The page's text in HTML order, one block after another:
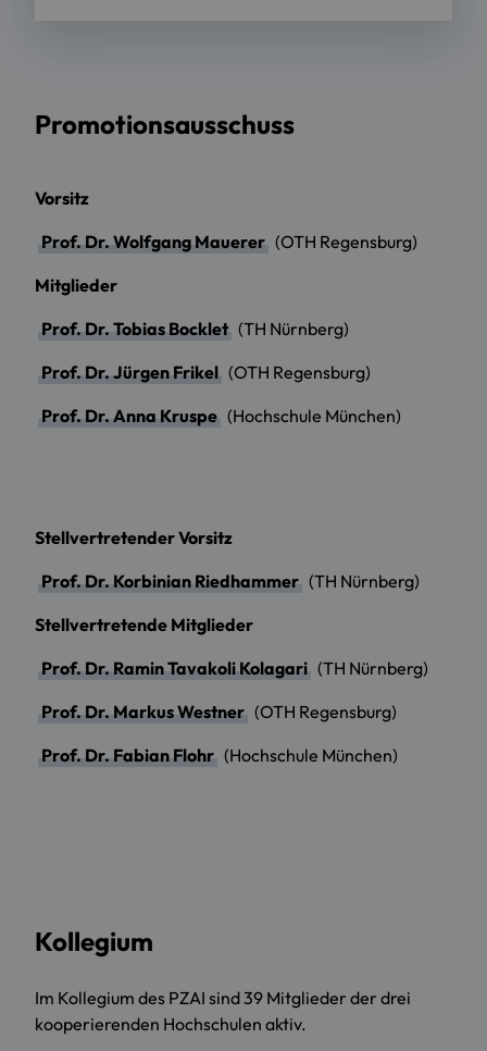
Promotionsausschuss
Vorsitz
Prof. Dr. Wolfgang Mauerer (OTH Regensburg)
Mitglieder
Prof. Dr. Tobias Bocklet (TH Nürnberg)
Prof. Dr. Jürgen Frikel (OTH Regensburg)
Prof. Dr. Anna Kruspe (Hochschule München)
Stellvertretender Vorsitz
Prof. Dr. Korbinian Riedhammer (TH Nürnberg)
Stellvertretende Mitglieder
Prof. Dr. Ramin Tavakoli Kolagari (TH Nürnberg)
Prof. Dr. Markus Westner (OTH Regensburg)
Prof. Dr. Fabian Flohr (Hochschule München)
Kollegium
Im Kollegium des PZAI sind 39 Mitglieder der drei
kooperierenden Hochschulen aktiv.